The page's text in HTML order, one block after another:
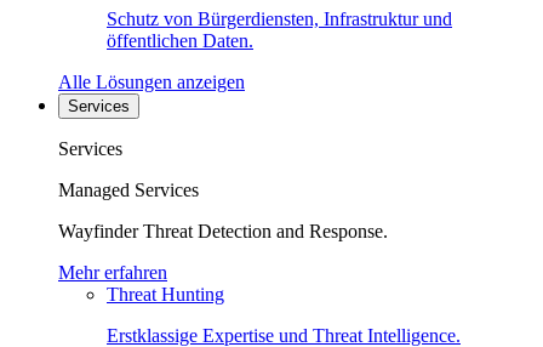
Schutz von Bürgerdiensten, Infrastruktur und
öffentlichen Daten.
Alle Lösungen anzeigen
Services
Services
Managed Services
Wayfinder Threat Detection and Response.
Mehr erfahren
Threat Hunting
Erstklassige Expertise und Threat Intelligence.